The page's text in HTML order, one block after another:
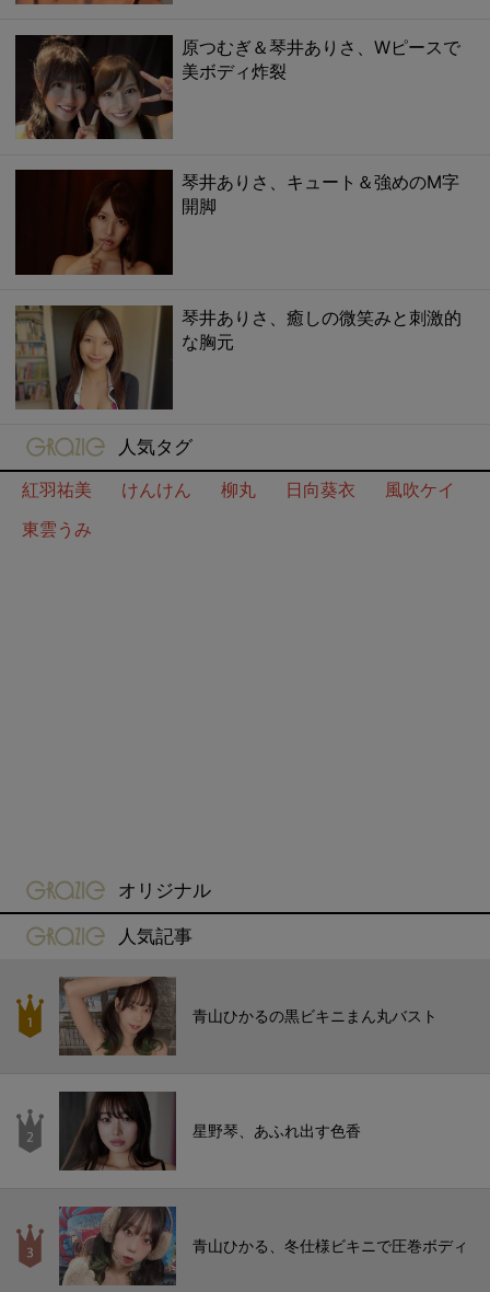
原つむぎ＆琴井ありさ、Wピースで
美ボディ炸裂
琴井ありさ、キュート＆強めのM字
開脚
琴井ありさ、癒しの微笑みと刺激的
な胸元
gravure-grazie
人気タグ
紅羽祐美
けんけん 柳丸 日向葵衣
風吹ケイ
東雲うみ
gravure-grazie
オリジナル
gravure-grazie
人気記事
青山ひかるの黒ビキニまん丸バスト
星野琴、あふれ出す色香
青山ひかる、冬仕様ビキニで圧巻ボディ